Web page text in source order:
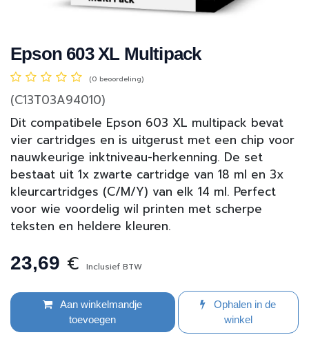
Epson 603 XL Multipack
(0 beoordeling)
(C13T03A94010)
Dit compatibele Epson 603 XL multipack bevat
vier cartridges en is uitgerust met een chip voor
nauwkeurige inktniveau-herkenning. De set
bestaat uit 1x zwarte cartridge van 18 ml en 3x
kleurcartridges (C/M/Y) van elk 14 ml. Perfect
voor wie voordelig wil printen met scherpe
teksten en heldere kleuren.
23,69 € Inclusief BTW
Aan winkelmandje
toevoegen
Ophalen in de
winkel